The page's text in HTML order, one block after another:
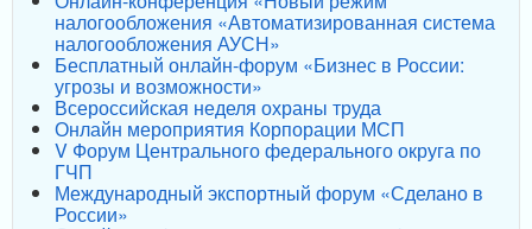
налогообложения «Автоматизированная система
налогообложения АУСН»
Бесплатный онлайн-форум «Бизнес в России:
угрозы и возможности»
Всероссийская неделя охраны труда
Онлайн мероприятия Корпорации МСП
V Форум Центрального федерального округа по
ГЧП
Международный экспортный форум «Сделано в
России»